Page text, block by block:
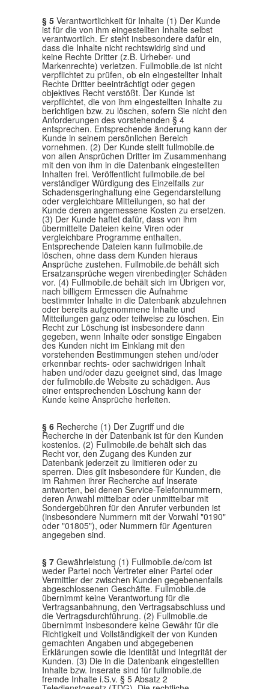
§ 5 Verantwortlichkeit für Inhalte (1) Der Kunde
ist für die von ihm eingestellten Inhalte selbst
verantwortlich. Er steht insbesondere dafür ein,
dass die Inhalte nicht rechtswidrig sind und
keine Rechte Dritter (z.B. Urheber- und
Markenrechte) verletzen. Fullmobile.de ist nicht
verpflichtet zu prüfen, ob ein eingestellter Inhalt
Rechte Dritter beeinträchtigt oder gegen
objektives Recht verstößt. Der Kunde ist
verpflichtet, die von ihm eingestellten Inhalte zu
berichtigen bzw. zu löschen, sofern Sie nicht den
Anforderungen des vorstehenden § 4
entsprechen. Entsprechende änderung kann der
Kunde in seinem persönlichen Bereich
vornehmen. (2) Der Kunde stellt fullmobile.de
von allen Ansprüchen Dritter im Zusammenhang
mit den von ihm in die Datenbank eingestellten
Inhalten frei. Veröffentlicht fullmobile.de bei
verständiger Würdigung des Einzelfalls zur
Schadensgeringhaltung eine Gegendarstellung
oder vergleichbare Mitteilungen, so hat der
Kunde deren angemessene Kosten zu ersetzen.
(3) Der Kunde haftet dafür, dass von ihm
übermittelte Dateien keine Viren oder
vergleichbare Programme enthalten.
Entsprechende Dateien kann fullmobile.de
löschen, ohne dass dem Kunden hieraus
Ansprüche zustehen. Fullmobile.de behält sich
Ersatzansprüche wegen virenbedingter Schäden
vor. (4) Fullmobile.de behält sich im Übrigen vor,
nach billigem Ermessen die Aufnahme
bestimmter Inhalte in die Datenbank abzulehnen
oder bereits aufgenommene Inhalte und
Mitteilungen ganz oder teilweise zu löschen. Ein
Recht zur Löschung ist insbesondere dann
gegeben, wenn Inhalte oder sonstige Eingaben
des Kunden nicht im Einklang mit den
vorstehenden Bestimmungen stehen und/oder
erkennbar rechts- oder sachwidrigen Inhalt
haben und/oder dazu geeignet sind, das Image
der fullmobile.de Website zu schädigen. Aus
einer entsprechenden Löschung kann der
Kunde keine Ansprüche herleiten.
§ 6 Recherche (1) Der Zugriff und die
Recherche in der Datenbank ist für den Kunden
kostenlos. (2) Fullmobile.de behält sich das
Recht vor, den Zugang des Kunden zur
Datenbank jederzeit zu limitieren oder zu
sperren. Dies gilt insbesondere für Kunden, die
im Rahmen ihrer Recherche auf Inserate
antworten, bei denen Service-Telefonnummern,
deren Anwahl mittelbar oder unmittelbar mit
Sondergebühren für den Anrufer verbunden ist
(insbesondere Nummern mit der Vorwahl "0190"
oder "01805"), oder Nummern für Agenturen
angegeben sind.
§ 7 Gewährleistung (1) Fullmobile.de/com ist
weder Partei noch Vertreter einer Partei oder
Vermittler der zwischen Kunden gegebenenfalls
abgeschlossenen Geschäfte. Fullmobile.de
übernimmt keine Verantwortung für die
Vertragsanbahnung, den Vertragsabschluss und
die Vertragsdurchführung. (2) Fullmobile.de
übernimmt insbesondere keine Gewähr für die
Richtigkeit und Vollständigkeit der von Kunden
gemachten Angaben und abgegebenen
Erklärungen sowie die Identität und Integrität der
Kunden. (3) Die in die Datenbank eingestellten
Inhalte bzw. Inserate sind für fullmobile.de
fremde Inhalte i.S.v. § 5 Absatz 2